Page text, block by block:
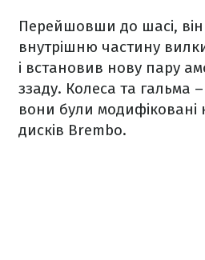
Перейшовши до шасі, він
внутрішню частину
і встановив нову пару
ззаду. Колеса та гальма
вони були
дисків Brembo.